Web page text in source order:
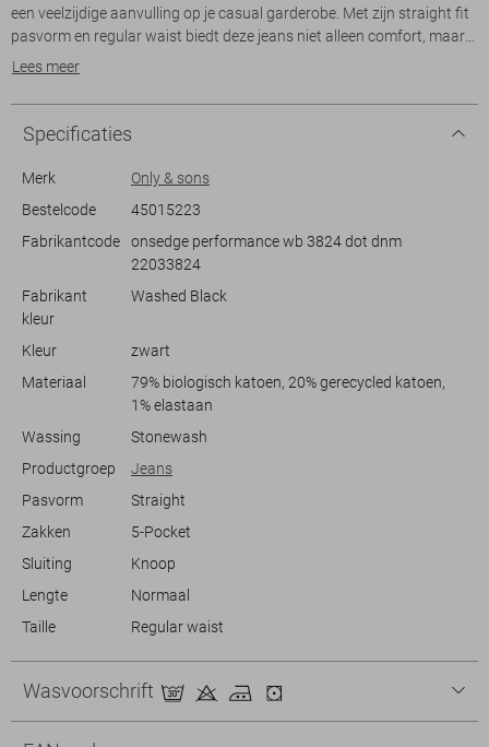
een veelzijdige aanvulling op je casual garderobe. Met zijn straight fit
pasvorm en regular waist biedt deze jeans niet alleen comfort, maar
ook een moderne uitstraling. De gewassen zwarte kleur maakt het
verschillende outfits, of je nu gaat voor een ontspannen dag of een
informele avond met vrienden.
Ondanks de stoere look heeft de jeans een klassieke 5-pocket stijl en
De normale lengte maakt hem ideaal voor de winterse maanden,
terwijl de duurzame materialen zorgen voor langdurig draagplezier.
Deze jeans vormt een perfecte match met sneakers en een hoodie
voor een relaxte uitstraling of met een nette trui voor een iets
formelere look. Een essentiële keuze die moeiteloos past in diverse
Lees meer
Specificaties
Merk
Only & sons
Bestelcode
45015223
Fabrikantcode
onsedge performance wb 3824 dot dnm
22033824
Fabrikant
kleur
Washed Black
Kleur
zwart
Materiaal
79% biologisch katoen, 20% gerecycled katoen,
1% elastaan
Wassing
Stonewash
Productgroep
Jeans
Pasvorm
Straight
Zakken
5-Pocket
Sluiting
Knoop
Lengte
Normaal
Taille
Regular waist
Wasvoorschrift